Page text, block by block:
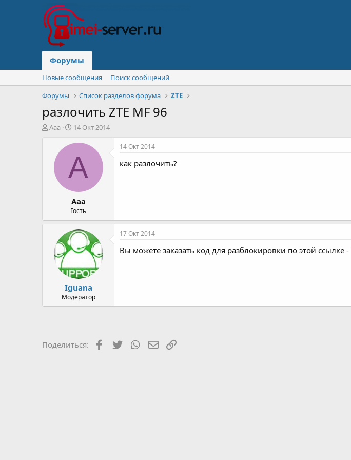
Форумы
Новые сообщения
Поиск сообщений
Форумы
Список разделов форума ZTE
разлочить ZTE MF 96
А
Aaa
Д
т
н
а
а
л
а
14 Окт 2014
A
Aaa
Гость
14 Окт 2014
как разлочить?
Iguana
Модератор
17 Окт 2014
Вы можете заказать код для разблокировки по этой ссылке -
Поделиться: Facebook
TwitterWhatsAppЭлектронная почта
Ссылка